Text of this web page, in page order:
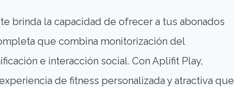
brinda la capacidad de ofrecer a tus abonados
que combina monitorización del
e interacción social. Con Aplifit Play,
de fitness personalizada y atractiva que